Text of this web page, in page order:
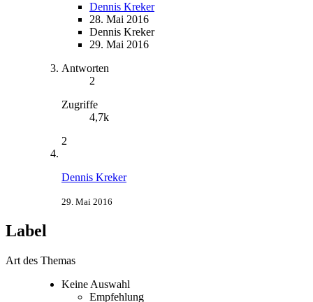
Dennis Kreker
28. Mai 2016
Dennis Kreker
29. Mai 2016
Antworten
2
Zugriffe
4,7k
2
Dennis Kreker
29. Mai 2016
Label
Art des Themas
Keine Auswahl
Empfehlung